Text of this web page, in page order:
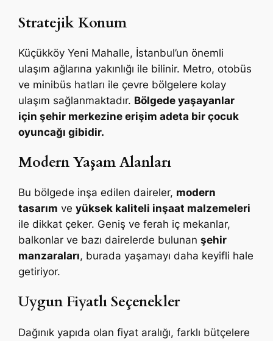
Stratejik Konum
Küçükköy Yeni Mahalle, İstanbul’un önemli
ulaşım ağlarına yakınlığı ile bilinir. Metro, otobüs
ve minibüs hatları ile çevre bölgelere kolay
ulaşım sağlanmaktadır. Bölgede yaşayanlar
için şehir merkezine erişim adeta bir çocuk
oyuncağı gibidir.
Modern Yaşam Alanları
Bu bölgede inşa edilen daireler, modern
tasarım veyüksek kaliteli inşaat malzemeleri
ile dikkat çeker. Geniş ve ferah iç mekanlar,
balkonlar ve bazı dairelerde bulunanşehir
manzaraları, burada yaşamayı daha keyifli hale
getiriyor.
Uygun Fiyatlı Seçenekler
Dağınık yapıda olan fiyat aralığı, farklı bütçelere